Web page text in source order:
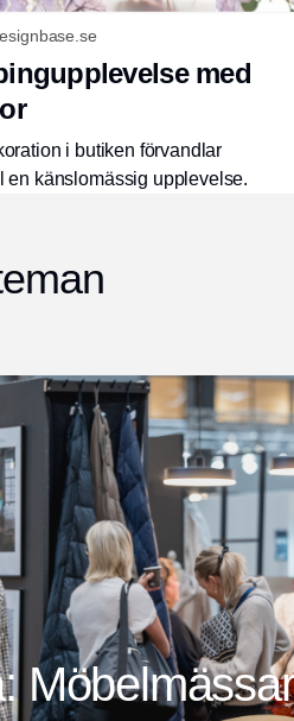
med
i butiken förvandlar
en känslomässig upplevelse.